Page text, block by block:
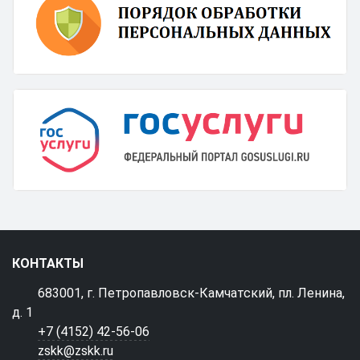
КОНТАКТЫ
683001, г. Петропавловск-Камчатский, пл. Ленина,
д. 1
+7 (4152) 42-56-06
zskk@zskk.ru